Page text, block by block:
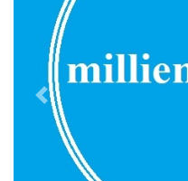
Previous